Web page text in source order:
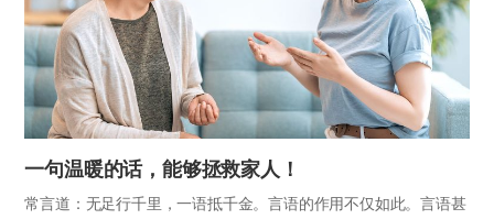
一句温暖的话，能够拯救家人！
常言道：无足行千里，一语抵千金。言语的作用不仅如此。言语甚